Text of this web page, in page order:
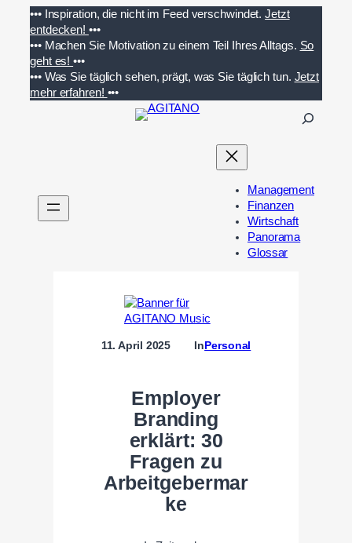
Inhalt
springen
••• Inspiration, die nicht im Feed verschwindet. Jetzt
entdecken! •••
••• Machen Sie Motivation zu einem Teil Ihres Alltags. So
geht es!•••
••• Was Sie täglich sehen, prägt, was Sie täglich tun. Jetzt
mehr erfahren! •••
n
Management
Finanzen
Wirtschaft
Panorama
Glossar
11. April 2025 InPersonal
Employer
Branding
erklärt: 30
Fragen zu
Arbeitgebermar
ke